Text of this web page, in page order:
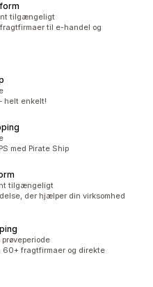
tilgængeligt
til e-handel og
helt enkelt!
med Pirate Ship
tilgængeligt
der hjælper din virksomhed
60+ fragtfirmaer og direkte